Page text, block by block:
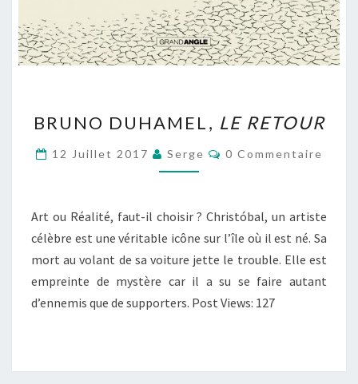
DUHAMEL,
LE
RETOUR
BRUNO DUHAMEL, LE RETOUR
12 Juillet 2017 Serge Commentaires
0 Commentaire
Art ou Réalité, faut-il choisir ? Christóbal, un artiste
célèbre est une véritable icône sur l’île où il est né. Sa
mort au volant de sa voiture jette le trouble. Elle est
empreinte de mystère car il a su se faire autant
d’ennemis que de supporters. Post Views: 127